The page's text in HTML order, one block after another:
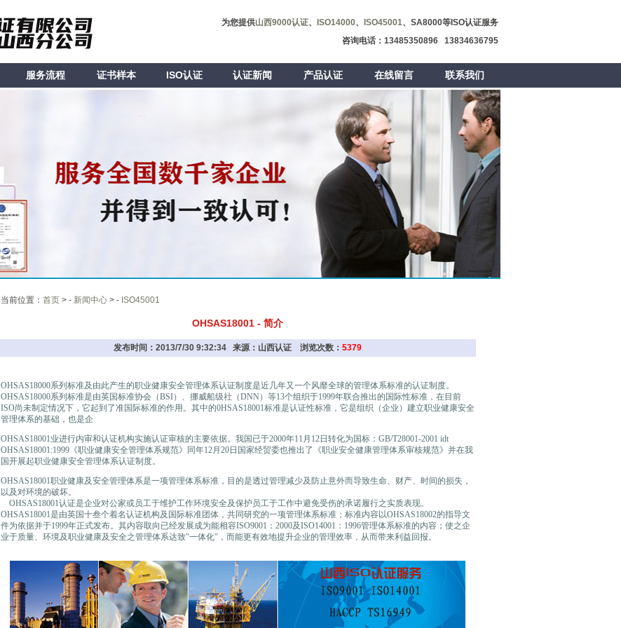
为您提供山西9000认证、 ISO14000、 ISO45001、SA8000等ISO认证服务
咨询电话：13485350896 13834636795
服务流程 证书样本 ISO认证 认证新闻 产品认证 在线留言 联系我们
当前位置： 首页 > - 新闻中心 > - ISO45001
OHSAS18001 - 简介
发布时间：2013/7/30 9:32:34 来源：山西认证 浏览次数： 5379
OHSAS18000系列标准及由此产生的职业健康安全管理体系认证制度是近几年又一个风靡全球的管理体系标准的认证制度。
OHSAS18000系列标准是由英国标准协会（BSI）、挪威船级社（DNN）等13个组织于1999年联合推出的国际性标准，在目前
ISO尚未制定情况下，它起到了准国际标准的作用。其中的0HSAS18001标准是认证性标准，它是组织（企业）建立职业健康安全
管理体系的基础，也是企
OHSAS18001业进行内审和认证机构实施认证审核的主要依据。我国已于2000年11月12日转化为国标：GB/T28001-2001 idt
OHSAS18001:1999《职业健康安全管理体系规范》同年12月20日国家经贸委也推出了《职业安全健康管理体系审核规范》并在我
国开展起职业健康安全管理体系认证制度。
OHSAS18001职业健康及安全管理体系是一项管理体系标准，目的是透过管理减少及防止意外而导致生命、财产、时间的损失，
以及对环境的破坏。
OHSAS18001认证是企业对公家或员工于维护工作环境安全及保护员工于工作中避免受伤的承诺履行之实质表现。
OHSAS18001是由英国十叁个着名认证机构及国际标准团体，共同研究的一项管理体系标准；标准内容以OHSAS18002的指导文
件为依据并于1999年正式发布。其内容取向已经发展成为能相容ISO9001：2000及ISO14001：1996管理体系标准的内容；使之企
业于质量、环境及职业健康及安全之管理体系达致"一体化"，而能更有效地提升企业的管理效率，从而带来利益回报。